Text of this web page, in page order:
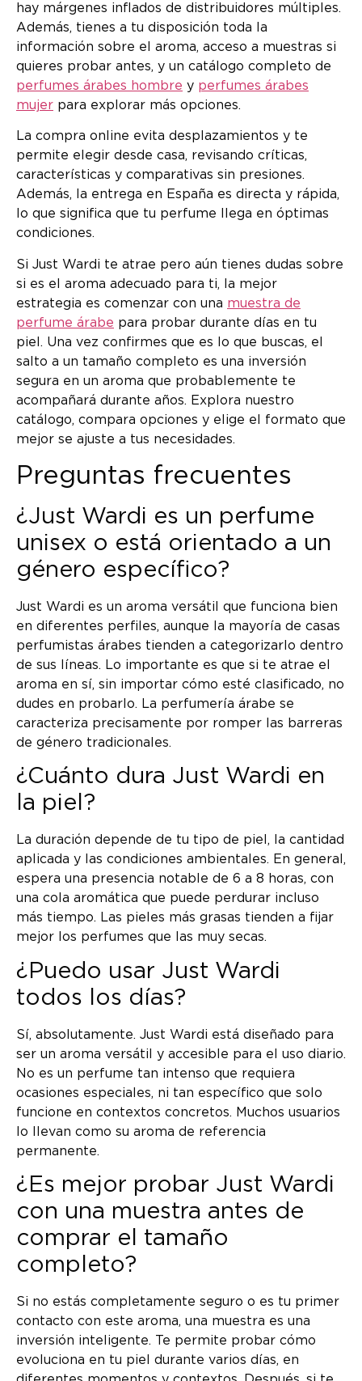
hay márgenes inflados de distribuidores múltiples.
Además, tienes a tu disposición toda la
información sobre el aroma, acceso a muestras si
quieres probar antes, y un catálogo completo de
perfumes árabes hombre y perfumes árabes
mujer para explorar más opciones.
La compra online evita desplazamientos y te
permite elegir desde casa, revisando críticas,
características y comparativas sin presiones.
Además, la entrega en España es directa y rápida,
lo que significa que tu perfume llega en óptimas
condiciones.
Si Just Wardi te atrae pero aún tienes dudas sobre
si es el aroma adecuado para ti, la mejor
estrategia es comenzar con una muestra de
perfume árabe para probar durante días en tu
piel. Una vez confirmes que es lo que buscas, el
salto a un tamaño completo es una inversión
segura en un aroma que probablemente te
acompañará durante años. Explora nuestro
catálogo, compara opciones y elige el formato que
mejor se ajuste a tus necesidades.
Preguntas frecuentes
¿Just Wardi es un perfume
unisex o está orientado a un
género específico?
Just Wardi es un aroma versátil que funciona bien
en diferentes perfiles, aunque la mayoría de casas
perfumistas árabes tienden a categorizarlo dentro
de sus líneas. Lo importante es que si te atrae el
aroma en sí, sin importar cómo esté clasificado, no
dudes en probarlo. La perfumería árabe se
caracteriza precisamente por romper las barreras
de género tradicionales.
¿Cuánto dura Just Wardi en
la piel?
La duración depende de tu tipo de piel, la cantidad
aplicada y las condiciones ambientales. En general,
espera una presencia notable de 6 a 8 horas, con
una cola aromática que puede perdurar incluso
más tiempo. Las pieles más grasas tienden a fijar
mejor los perfumes que las muy secas.
¿Puedo usar Just Wardi
todos los días?
Sí, absolutamente. Just Wardi está diseñado para
ser un aroma versátil y accesible para el uso diario.
No es un perfume tan intenso que requiera
ocasiones especiales, ni tan específico que solo
funcione en contextos concretos. Muchos usuarios
lo llevan como su aroma de referencia
permanente.
¿Es mejor probar Just Wardi
con una muestra antes de
comprar el tamaño
completo?
Si no estás completamente seguro o es tu primer
contacto con este aroma, una muestra es una
inversión inteligente. Te permite probar cómo
evoluciona en tu piel durante varios días, en